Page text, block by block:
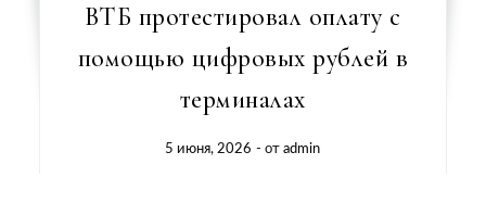
ВТБ протестировал оплату с
помощью цифровых рублей в
терминалах
5 июня, 2026 - отadmin